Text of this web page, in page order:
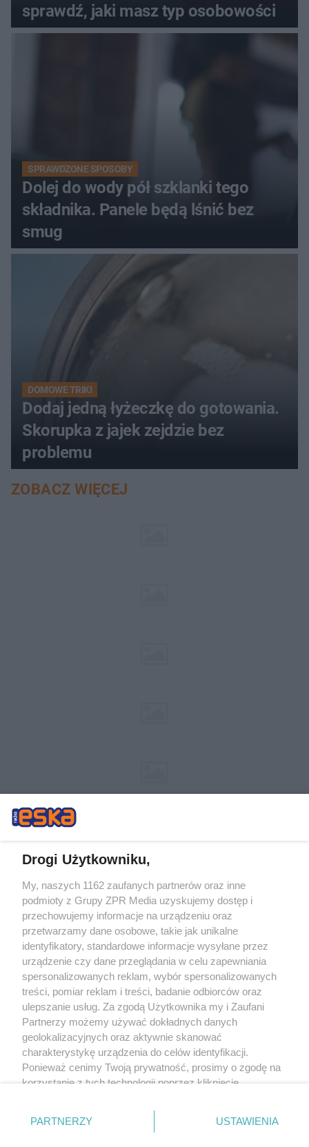
sprawdź, jaki masz typ osobowości
SPRAWDZONE SPOSOBY
Dolej do wody pół szklanki tego
składnika. Panele będą lśnić bez
smug
DOMOWE TRIKI
Dodaj jedną łyżeczkę do gotowania.
Skorupka z jajek zejdzie bez
problemu
ZOBACZ WIĘCEJ
Żaden utwór zamieszczony w serwisie nie może być powielany i
rozpowszechniany lub dalej rozpowszechniany w jakikolwiek sposób (w
tym także elektroniczny lub mechaniczny) na jakimkolwiek polu
eksploatacji w jakiejkolwiek formie, włącznie z umieszczaniem w Internecie
bez pisemnej zgody właściciela praw. Jakiekolwiek użycie lub
wykorzystanie utworów w całości lub w części z naruszeniem prawa, tzn.
bez właściwej zgody, jest zabronione pod groźbą kary i może być ścigane
prawnie.
O nas
Drogi Użytkowniku,
My, naszych 1162 zaufanych partnerów oraz inne
podmioty z Grupy ZPR Media uzyskujemy dostęp i
przechowujemy informacje na urządzeniu oraz
przetwarzamy dane osobowe, takie jak unikalne
identyfikatory, standardowe informacje wysyłane przez
urządzenie czy dane przeglądania w celu zapewniania
spersonalizowanych reklam, wybór spersonalizowanych
treści, pomiar reklam i treści, badanie odbiorców oraz
ulepszanie usług. Za zgodą Użytkownika my i Zaufani
Partnerzy możemy używać dokładnych danych
geolokalizacyjnych oraz aktywnie skanować
charakterystykę urządzenia do celów identyfikacji.
Ponieważ cenimy Twoją prywatność, prosimy o zgodę na
korzystanie z tych technologii poprzez kliknięcie
zmienić/wycofać klikając przycisk ustawień prywatności
znajdujący się w lewym dolnym rogu strony
PARTNERZY USTAWIENIA